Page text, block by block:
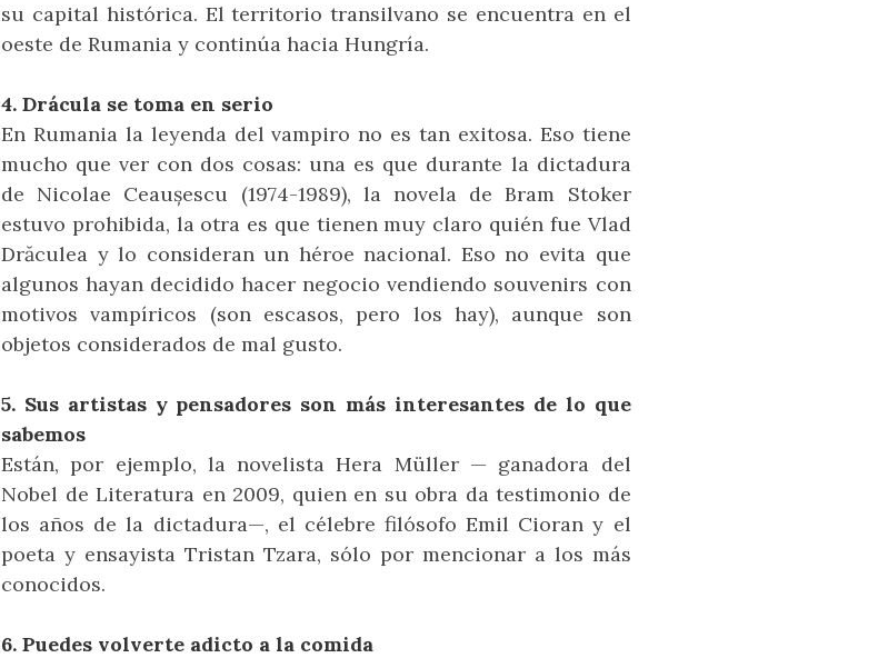
su capital histórica. El territorio transilvano se encuentra en el
oeste de Rumania y continúa hacia Hungría.
4. Drácula se toma en serio
En Rumania la leyenda del vampiro no es tan exitosa. Eso tiene
mucho que ver con dos cosas: una es que durante la dictadura
de Nicolae Ceaușescu (1974-1989), la novela de Bram Stoker
estuvo prohibida, la otra es que tienen muy claro quién fue Vlad
Drăculea y lo consideran un héroe nacional. Eso no evita que
algunos hayan decidido hacer negocio vendiendo souvenirs con
motivos vampíricos (son escasos, pero los hay), aunque son
objetos considerados de mal gusto.
5. Sus artistas y pensadores son más interesantes de lo que
sabemos
Están, por ejemplo, la novelista Hera Müller — ganadora del
Nobel de Literatura en 2009, quien en su obra da testimonio de
los años de la dictadura—, el célebre filósofo Emil Cioran y el
poeta y ensayista Tristan Tzara, sólo por mencionar a los más
conocidos.
6. Puedes volverte adicto a la comida